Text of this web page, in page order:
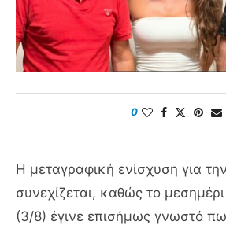
0
Η μεταγραφική ενίσχυση για την
συνεχίζεται, καθώς το
(3/8) έγινε επισήμως γνωστό